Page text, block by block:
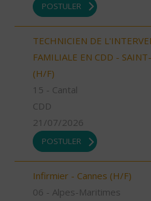
POSTULER
TECHNICIEN DE
FAMILIALE EN CDD -
(H/F)
15 - Cantal
CDD
21/07/2026
POSTULER
Infirmier - Cannes (H/F)
06 - Alpes-Maritimes